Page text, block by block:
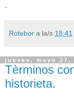
.
Rotebor a la/s 18:41
jueves, mayo 27,
Tèrminos
historieta.